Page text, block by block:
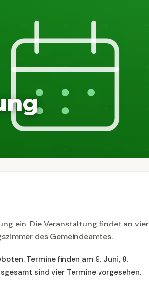
ein. Die Veranstaltung findet an vier
des Gemeindeamtes.
Termine finden am 9. Juni, 8.
sind vier Termine vorgesehen.